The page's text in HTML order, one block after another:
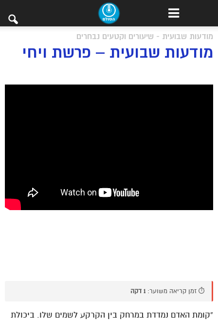
מודעות שבועית - שיעורים וקטעים נבחרים
מודעות שבועית – פרשת ויחי
⏱️ זמן קריאה משוער: 1 דקה
“קומת האדם נמדדת במרחק בין הקרקע לשמים שלו. ביכולת